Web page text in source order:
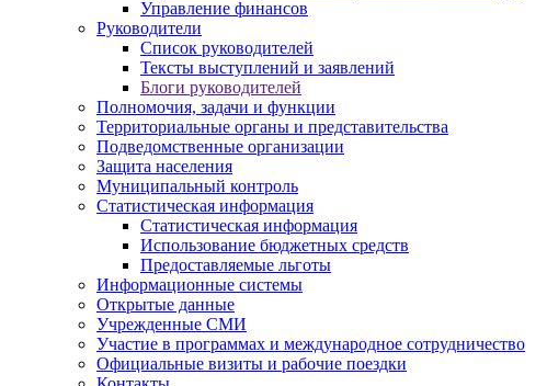
Управление финансов
Руководители
Список руководителей
Тексты выступлений и заявлений
Блоги руководителей
Полномочия, задачи и функции
Территориальные органы и представительства
Подведомственные организации
Защита населения
Муниципальный контроль
Статистическая информация
Статистическая информация
Использование бюджетных средств
Предоставляемые льготы
Информационные системы
Открытые данные
Учрежденные СМИ
Участие в программах и международное сотрудничество
Официальные визиты и рабочие поездки